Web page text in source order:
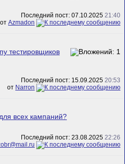
Последний пост: 07.10.2025 21:40
от Azmadon
тестировщиков
Последний пост: 15.09.2025 20:53
от Narron
всех кампаний?
Последний пост: 23.08.2025 22:26